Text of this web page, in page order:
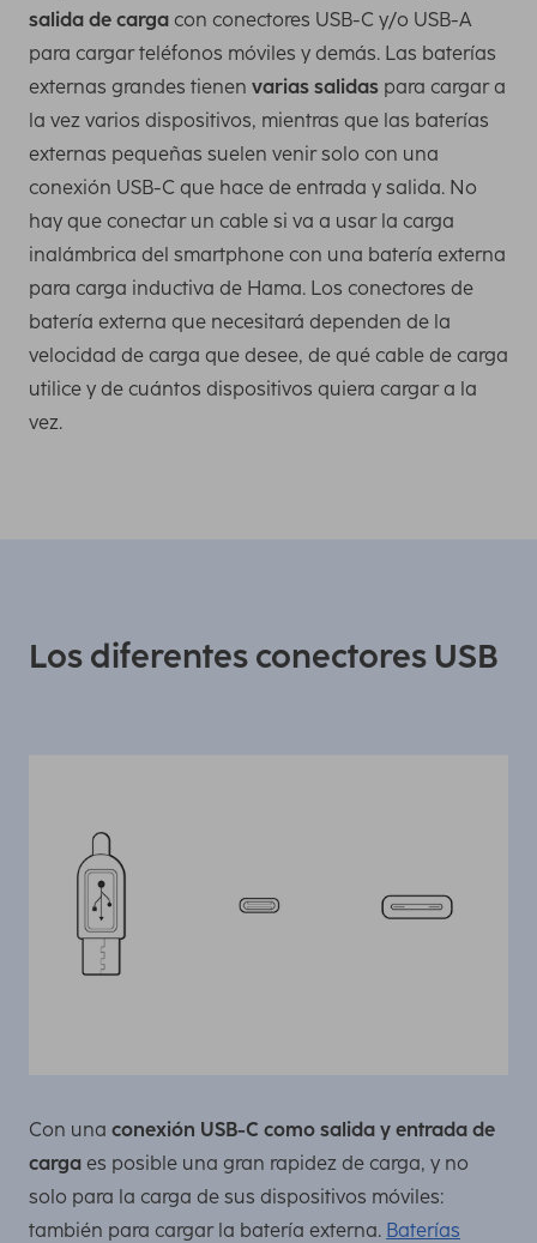
salida de carga con conectores USB-C y/o USB-A
para cargar teléfonos móviles y demás. Las baterías
externas grandes tienen varias salidas para cargar a
la vez varios dispositivos, mientras que las baterías
externas pequeñas suelen venir solo con una
conexión USB-C que hace de entrada y salida. No
hay que conectar un cable si va a usar la carga
inalámbrica del smartphone con una batería externa
para carga inductiva de Hama. Los conectores de
batería externa que necesitará dependen de la
velocidad de carga que desee, de qué cable de carga
utilice y de cuántos dispositivos quiera cargar a la
vez.
Los diferentes conectores USB
Con una conexión USB-C como salida y entrada de
carga es posible una gran rapidez de carga, y no
solo para la carga de sus dispositivos móviles:
también para cargar la batería externa. Baterías